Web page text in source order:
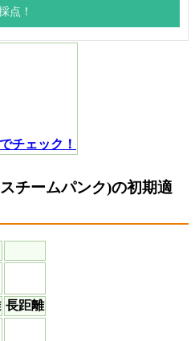
チェック！
チームパンク)の初期適
長距離